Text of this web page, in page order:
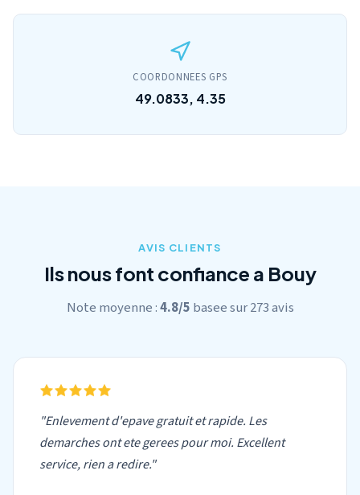
COORDONNEES GPS
49.0833, 4.35
AVIS CLIENTS
Ils nous font confiance a Bouy
Note moyenne :4.8/5 basee sur 273 avis
"Enlevement d'epave gratuit et rapide. Les
demarches ont ete gerees pour moi. Excellent
service, rien a redire."